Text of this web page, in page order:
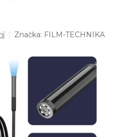
Značka: FILM-TECHNIKA